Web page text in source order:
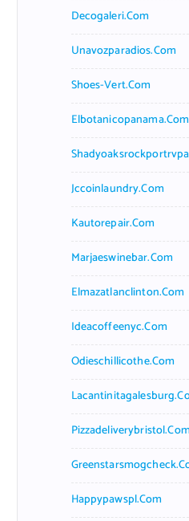
Decogaleri.com
Unavozparadios.com
Shoes-Vert.com
Elbotanicopanama.com
Jccoinlaundry.com
Kautorepair.com
Marjaeswinebar.com
Elmazatlanclinton.com
Ideacoffeenyc.com
Odieschillicothe.com
Pizzadeliverybristol.com
Happypawspl.com